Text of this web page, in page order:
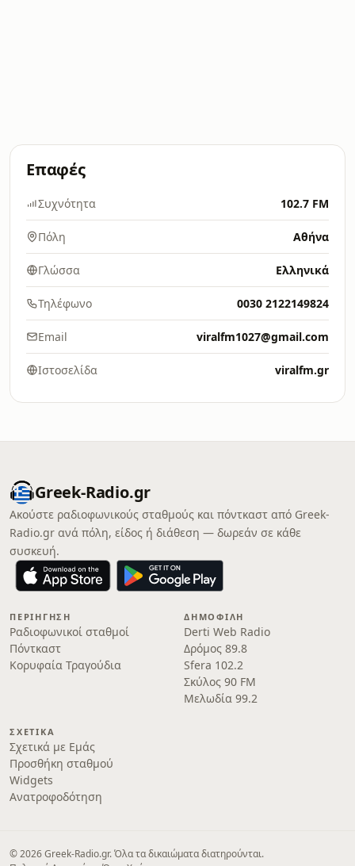
Επαφές
Συχνότητα 102.7 FM
Πόλη Αθήνα
Γλώσσα Ελληνικά
Τηλέφωνο 0030 2122149824
Email viralfm1027@gmail.com
Ιστοσελίδα viralfm.gr
Greek-Radio.gr
Ακούστε ραδιοφωνικούς σταθμούς και πόντκαστ από Greek-
Radio.gr ανά πόλη, είδος ή διάθεση — δωρεάν σε κάθε
συσκευή.
ΠΕΡΙΉΓΗΣΗ
Ραδιοφωνικοί σταθμοί
Πόντκαστ
Κορυφαία Τραγούδια
ΔΗΜΟΦΙΛΉ
Derti Web Radio
Δρόμος 89.8
Sfera 102.2
Σκύλος 90 FM
Μελωδία 99.2
ΣΧΕΤΙΚΆ
Σχετικά με Εμάς
Προσθήκη σταθμού
Widgets
Ανατροφοδότηση
© 2026 Greek-Radio.gr. Όλα τα δικαιώματα διατηρούνται.